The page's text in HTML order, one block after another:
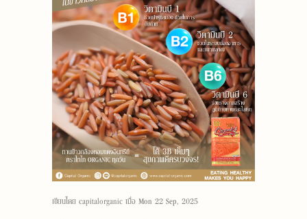
เขียนโดย capitalorganic เมื่อ Mon 22 Sep, 2025